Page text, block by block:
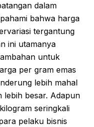
dalam
bahwa harga
tergantung
ini utamanya
untuk
per gram emas
lebih mahal
lebih besar. Adapun
seringkali
pelaku bisnis